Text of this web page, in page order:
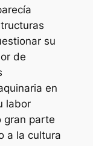
su
de
en
labor
gran parte
a la cultura